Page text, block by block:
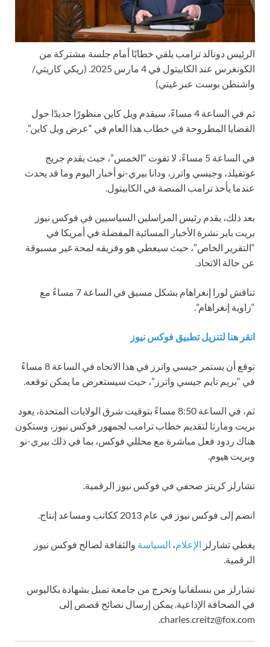
الرئيس دونالد ترامب يلقي خطابًا أمام جلسة مشتركة من
الكونغرس عند الكابيتول في 4 مارس 2025.
(ريكي كاريتي/
واشنطن بوست عبر غيتي)
ثم في الساعة 4 مساءً، سيقدم ويل كاين منظورًا جديدًا حول
القضايا المطروحة في خطاب هذا العام في “عرض ويل كاين”.
في الساعة 5 مساءً، لا تفوت “الخمس”، حيث يقدم جريج
غوتفيلد، وجيسي واترز، ودانا بيري-نو أخبار اليوم وما قد يحدث
عندما يأخذ ترامب المنصة في الكابيتول.
بعد ذلك، يقدم رئيس المراسلين السياسيين في فوكس نيوز
بريت باير نشرة الأخبار المسائية المفضلة في أمريكا في
“التقرير الخاص”، حيث سيعطي هو وفريقه لمحة غير مسبوقة
عن حالة الاتحاد.
تناقش لورا إنغراهام بشكل مسبق في الساعة 7 مساءً مع
“زاوية إنغراهام”.
انقر هنا لتنزيل تطبيق فوكس نيوز
توقع أن يستمر جيسي واترز في هذا الاتجاه في الساعة 8 مساءً
في “بريم تايم جيسي واترز”، حيث سيستعرض ما يمكن توقعه.
ثم، في الساعة 8:50 مساءً بتوقيت شرق الولايات المتحدة، يعود
بريت ومارثا لتقديم خطاب ترامب لجمهور فوكس نيوز، وستكون
هناك ردود فعل مباشرة مع محللي فوكس، بما في ذلك بيري-نو
وبريت هيوم.
تشارلز كريتز صحفي في فوكس نيوز الرقمية.
انضم إلى فوكس نيوز في عام 2013 ككاتب ومساعد إنتاج.
يغطي تشارلز الإعلام، السياسة والثقافة لصالح فوكس نيوز
الرقمية.
تشارلز من بنسلفانيا وتخرج من جامعة تمبل بشهادة بكاليوس
في الصحافة الإذاعية. يمكن إرسال نصائح قصص إلى
charles.creitz@fox.com